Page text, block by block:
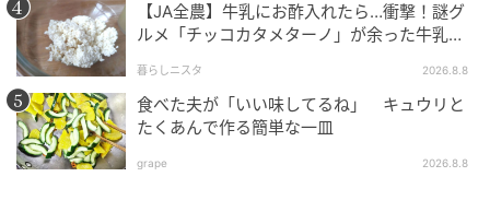
オレンジページnet
しっかりめの味付けでご飯も進む、冷めても柔らかく
てお弁当おかずにオススメです✨
【JA全農】牛乳にお酢入れたら…衝撃！謎グ
ルメ「チッコカタメターノ」が余った牛乳の
暮らしニスタ 2026.8.8
食べた夫が「いい味してるね」 キュウリと
たくあんで作る簡単な一皿
grape 2026.8.8